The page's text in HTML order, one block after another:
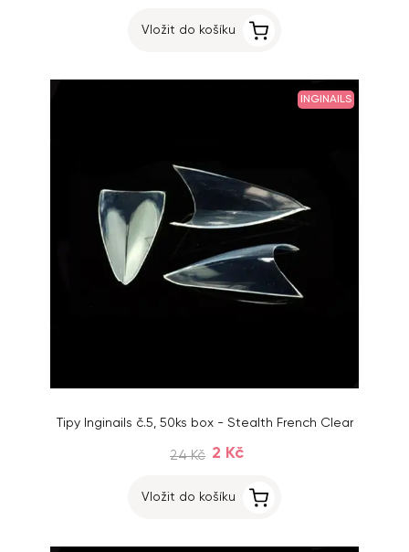
Vložit do košíku
INGINAILS
Tipy Inginails č.5, 50ks box - Stealth French Clear
24 Kč 2 Kč
Vložit do košíku